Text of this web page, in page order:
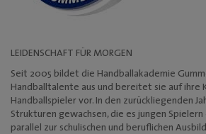
LEIDENSCHAFT FÜR MORGEN
Seit 2005 bildet die Handballakademie
Handballtalente aus und bereitet sie auf ihre
Handballspieler vor. In den zurückliegenden
Strukturen gewachsen, die es jungen Spielern
parallel zur schulischen und beruflichen